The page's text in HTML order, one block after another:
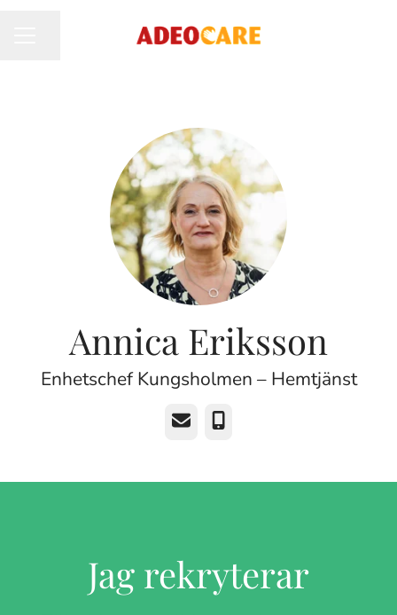
Annica Eriksson
Enhetschef Kungsholmen – Hemtjänst
E-post Telefon
Jag rekryterar